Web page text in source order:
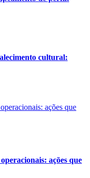
cultural:
ações que